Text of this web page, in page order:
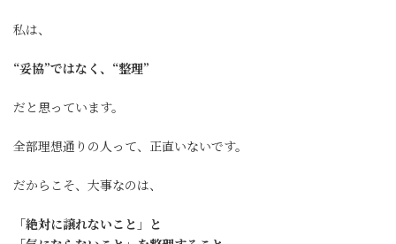
私は、
“妥協”ではなく、“整理”
だと思っています。
全部理想通りの人って、正直いないです。
だからこそ、大事なのは、
「絶対に譲れないこと」と